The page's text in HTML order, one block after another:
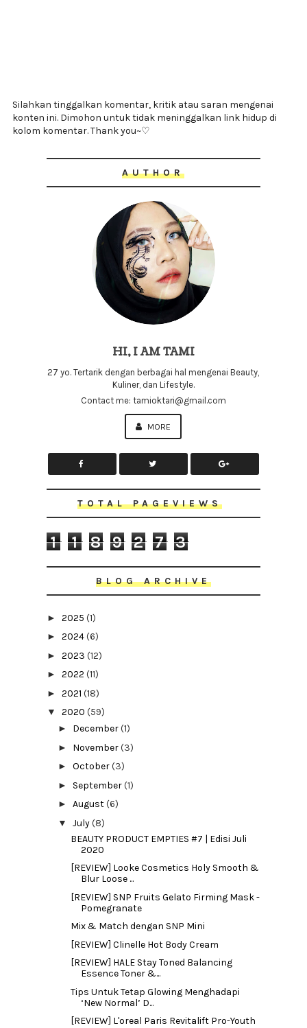
Silahkan tinggalkan komentar, kritik atau saran mengenai
konten ini. Dimohon untuk tidak meninggalkan link hidup di
kolom komentar. Thank you~♡
AUTHOR
HI, I AM TAMI
27 yo. Tertarik dengan berbagai hal mengenai Beauty,
Kuliner, dan Lifestyle.
Contact me: tamioktari@gmail.com
MORE
TOTAL PAGEVIEWS
1 1 8 9 2 7 3
BLOG ARCHIVE
► 2025 (1)
► 2024(6)
► 2023 (12)
► 2022 (11)
► 2021 (18)
▼ 2020 (59)
► December(1)
► November(3)
►October(3)
► September(1)
►August(6)
▼July(8)
BEAUTY PRODUCT EMPTIES #7 | Edisi Juli
2020
[REVIEW] Looke Cosmetics Holy Smooth &
Blur Loose ...
[REVIEW] SNP Fruits Gelato Firming Mask -
Pomegranate
Mix & Match dengan SNP Mini
[REVIEW] Clinelle Hot Body Cream
[REVIEW] HALE Stay Toned Balancing
Essence Toner &...
Tips Untuk Tetap Glowing Menghadapi
‘New Normal’ D...
[REVIEW] L'oreal Paris Revitalift Pro-Youth